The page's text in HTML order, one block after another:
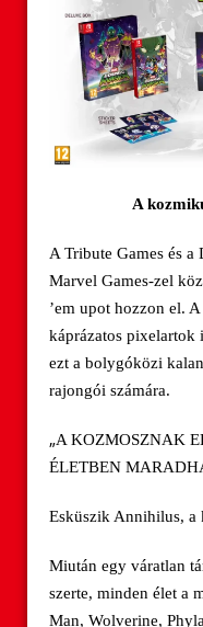
A
A Tribute Games és a
Marvel Games-zel
’em upot hozzon el.
káprázatos pixelartok
ezt a bolygóközi
rajongói számára.
„A KOZMOSZNAK
ÉLETBEN
Esküszik Annihilus, a
Miután egy váratlan
szerte, minden élet a
Man, Wolverine,